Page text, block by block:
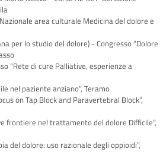
area culturale Medicina del dolore e
per lo studio del dolore) - Congresso “Dolore
“Rete di cure Palliative, esperienze a
nel paziente anziano”, Teramo
on Tap Block and Paravertebral Block”,
frontiere nel trattamento del dolore Difficile”,
del dolore: uso razionale degli oppioidi”,